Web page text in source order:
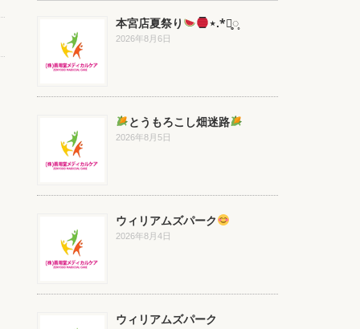
本宮店夏祭り ⋆.*⃝̥◌̥
2026年8月6日
とうもろこし畑迷路
2026年8月5日
ウィリアムズパーク
2026年8月4日
ウィリアムズパーク